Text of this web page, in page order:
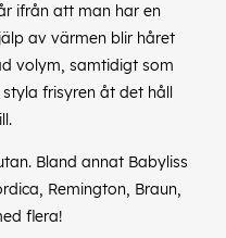
ifrån att man har en
av värmen blir håret
volym, samtidigt som
frisyren åt det håll
Bland annat Babyliss
Remington, Braun,
flera!